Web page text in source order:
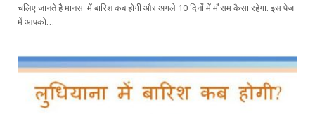
चलिए जानते है मानसा में बारिश कब होगी और अगले 10 दिनों में मौसम कैसा रहेगा. इस पेज
में आपको…